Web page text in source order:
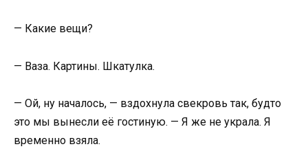
— Какие вещи?
— Ваза. Картины. Шкатулка.
— Ой, ну началось, — вздохнула свекровь так, будто
это мы вынесли её гостиную. — Я же не украла. Я
временно взяла.